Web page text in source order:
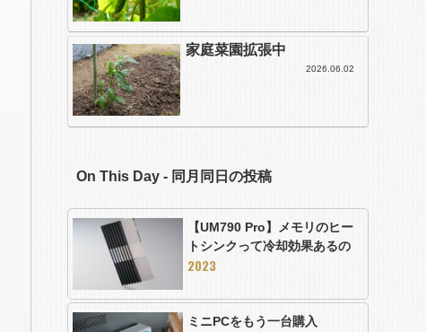
家庭菜園拡張中
2026.06.02
On This Day - 同月同日の投稿
【UM790 Pro】メモリのヒー
トシンクって冷却効果あるの
2023
ミニPCをもう一台購入